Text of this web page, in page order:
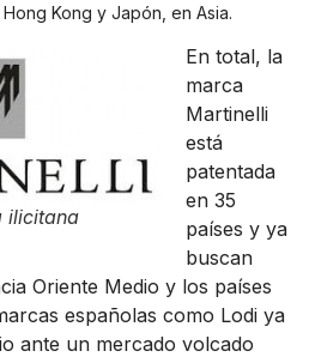
Kong y Japón, en Asia.
ilicitana
En total, la
marca
Martinelli
está
patentada
en 35
países y ya
buscan
Oriente Medio y los países
españolas como Lodi ya
ante un mercado volcado